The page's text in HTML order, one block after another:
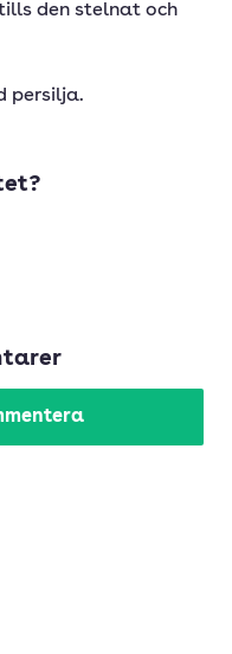
den stelnat och
persilja.